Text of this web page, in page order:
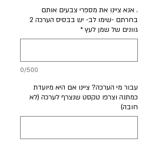
. אנא ציינו את מספרי צבעים אותם
בחרתם -שימו לב- יש בבסיס הערכה 2
גוונים של שמן לעץ *
0/500
עבור מי הערכה? ציינו אם היא מיועדת
כמתנה וצרפו טקסט שנצרף לערכה (לא
חובה)